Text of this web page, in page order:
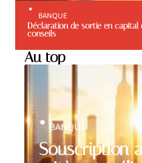
BANQUE
Déclaration de sortie en capital
conseils
Au top
Souscription
BANQUE